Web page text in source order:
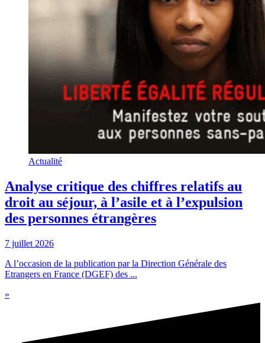
Actualité
Analyse critique des chiffres relatifs au
droit au séjour, à l’asile et à l’expulsion
des personnes étrangères
7 juillet 2026
A l’occasion de la publication par la Direction Générale des
Etrangers en France (DGEF) des ...
»